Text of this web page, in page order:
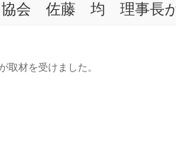
協会 佐藤 均 理事長
材を受けました。